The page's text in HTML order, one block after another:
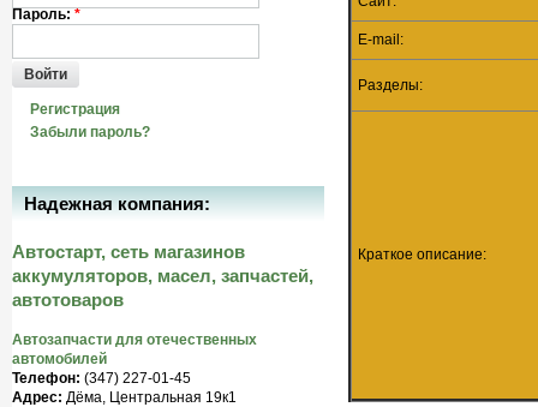
E-mail:
Разделы:
Краткое описание:
Пароль: *
Войти
Регистрация
Забыли пароль?
Надежная компания:
Автостарт, сеть магазинов
аккумуляторов, масел, запчастей,
автотоваров
Автозапчасти для отечественных
автомобилей
Телефон: (347) 227-01-45
Адрес: Дёма, Центральная 19к1